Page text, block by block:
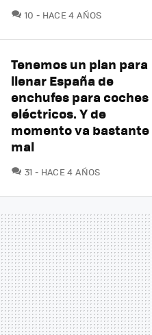
10 COMENTARIOS
HACE 4 AÑOS
Tenemos un plan para
llenar España de
enchufes para coches
eléctricos. Y de
momento va bastante
mal
31 COMENTARIOS
HACE 4 AÑOS